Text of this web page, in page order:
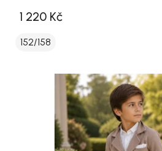
1 220 Kč
152/158